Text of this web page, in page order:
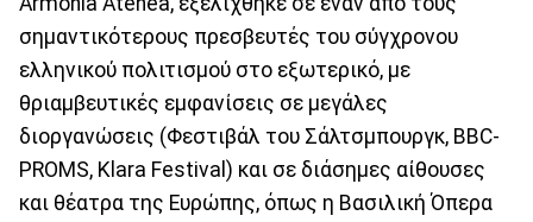
σημαντικότερους πρεσβευτές του σύγχρονου
ελληνικού πολιτισμού στο εξωτερικό, με
θριαμβευτικές εμφανίσεις σε μεγάλες
διοργανώσεις (Φεστιβάλ του Σάλτσμπουργκ, BBC-
PROMS, Klara Festival) και σε διάσημες αίθουσες
και θέατρα της Ευρώπης, όπως η Βασιλική Όπερα